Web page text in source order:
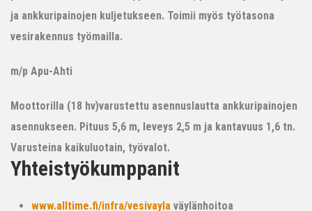
ja ankkuripainojen kuljetukseen. Toimii myös työtasona
vesirakennus työmailla.
m/p Apu-Ahti
Moottorilla (18 hv)varustettu asennuslautta ankkuripainojen
asennukseen. Pituus 5,6 m, leveys 2,5 m ja kantavuus 1,6 tn.
Varusteina kaikuluotain, työvalot.
Yhteistyökumppanit
www.alltime.fi/infra/vesivayla väylänhoitoa